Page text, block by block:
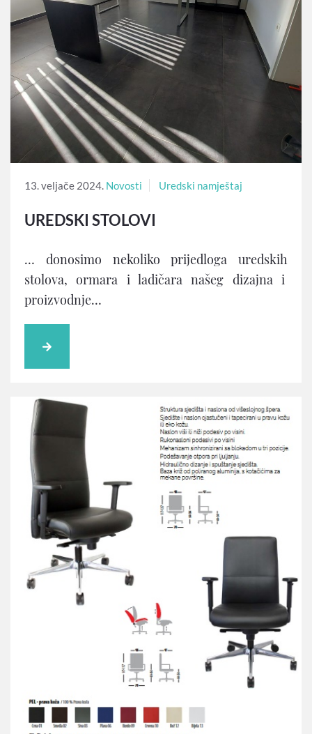
13. veljače 2024. Novosti Uredski namještaj
UREDSKI STOLOVI
… donosimo nekoliko prijedloga uredskih
stolova, ormara i ladičara našeg dizajna i
proizvodnje…